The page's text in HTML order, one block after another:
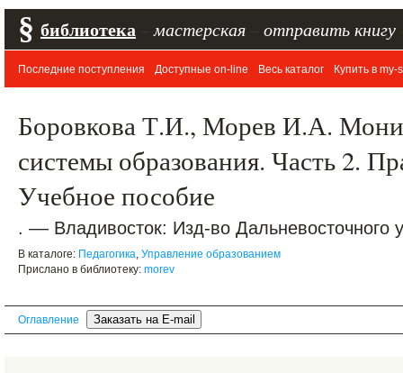
§ библиотека мастерская отправить книгу
Последние поступления Доступные on-line Весь каталог Купить в my-
Боровкова Т.И., Морев И.А.
системы образования. Часть 2.
Учебное пособие
. –– Владивосток: Изд-во Дальневосточного
В каталоге: Педагогика, Управление образованием
Прислано в библиотеку: morev
Оглавление